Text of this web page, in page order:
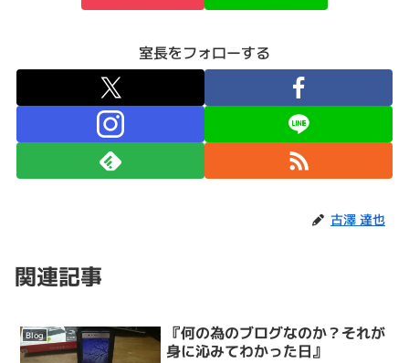
室長をフォローする
古澤 達也
関連記事
Blog
『何の為のブログなのか？それが
身に沁みてわかった日』